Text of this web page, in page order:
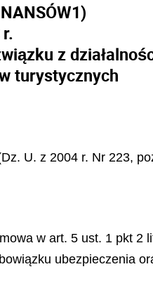
1)
z
turystycznych
U. z 2004 r. Nr 223,
w art. 5 ust. 1 pkt 2
ubezpieczenia